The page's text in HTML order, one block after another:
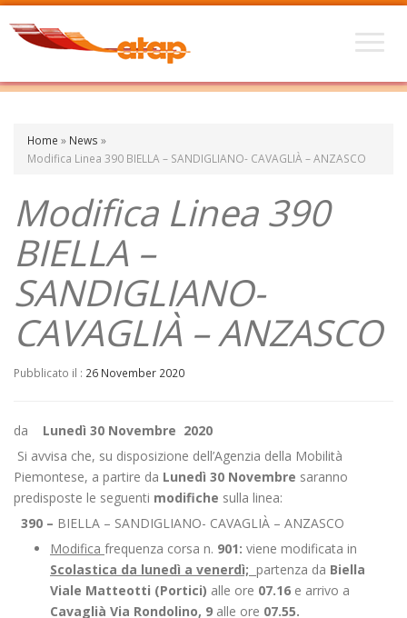
Home » News »
Modifica Linea 390 BIELLA – SANDIGLIANO- CAVAGLIÀ – ANZASCO
Modifica Linea 390
BIELLA –
SANDIGLIANO-
CAVAGLIÀ – ANZASCO
Pubblicato il : 26 November 2020
da Lunedì 30 Novembre 2020
Si avvisa che, su disposizione dell’Agenzia della Mobilità
Piemontese, a partire da Lunedì 30 Novembre saranno
predisposte le seguenti modifiche sulla linea:
390 – BIELLA – SANDIGLIANO- CAVAGLIÀ – ANZASCO
Modifica frequenza corsa n. 901: viene modificata in
Scolastica da lunedì a venerdì; partenza da Biella
Viale Matteotti (Portici) alle ore 07.16 e arrivo a
Cavaglià Via Rondolino, 9 alle ore 07.55.